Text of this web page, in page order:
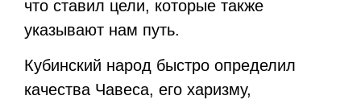
что ставил цели, которые также
указывают нам путь.
Кубинский народ быстро определил
качества Чавеса, его харизму,